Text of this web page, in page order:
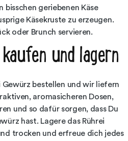
bisschen geriebenen Käse
Käsekruste zu erzeugen.
oder Brunch servieren.
und lagern
Gewürz bestellen und wir liefern
aromasicheren Dosen,
und so dafür sorgen, dass Du
hast. Lagere das Rührei
trocken und erfreue dich jedes